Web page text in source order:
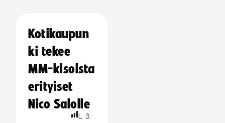
Kotikaupun
ki tekee
MM-kisoista
erityiset
Nico Salolle
L 3